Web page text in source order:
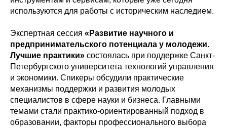
используются для работы с историческим наследием.
Экспертная сессия «Развитие научного и
предпринимательского потенциала у молодежи.
Лучшие практики» состоялась при поддержке Санкт-
Петербургского университета технологий управления
и экономики. Спикеры обсудили практические
механизмы поддержки и развития молодых
специалистов в сфере науки и бизнеса. Главными
темами стали практико-ориентированный подход в
образовании, факторы профессионального выбора